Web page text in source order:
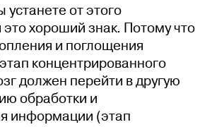
от этого
это хороший знак. Потому что
и поглощения
концентрированного
должен перейти в другую
обработки и
информации (этап